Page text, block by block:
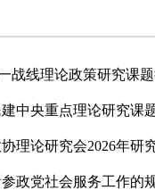
战线理论政策研究课
中央重点理论研究课
理论研究会2026年研
政党社会服务工作的